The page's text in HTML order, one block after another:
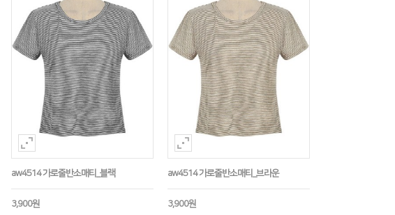
aw4514 가로줄반소매티_블랙
3,900원
aw4514 가로줄반소매티_브라운
3,900원